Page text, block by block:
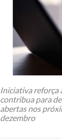
Iniciativa reforça
contribua para
abertas nos
dezembro